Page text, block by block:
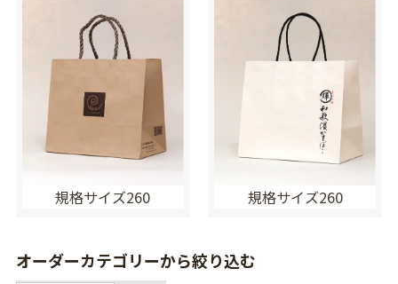
規格サイズ260 規格サイズ260
オーダーカテゴリーから絞り込む